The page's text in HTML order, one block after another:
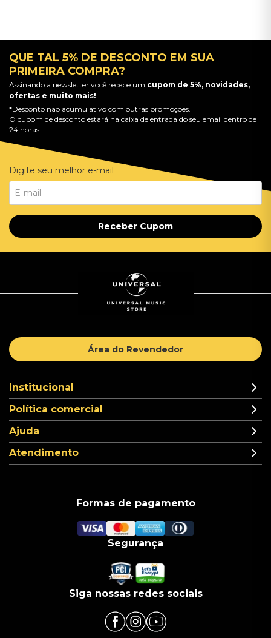
QUE TAL 5% DE DESCONTO EM SUA
PRIMEIRA COMPRA?
Assinando a newsletter você recebe um cupom de 5%, novidades,
ofertas e muito mais!
*Desconto não acumulativo com outras promoções.
O cupom de desconto estará na caixa de entrada do seu email dentro de
24 horas.
Digite seu melhor e-mail
Receber Cupom
Área do Revendedor
Institucional
Política comercial
Ajuda
Atendimento
Formas de pagamento
Segurança
Siga nossas redes sociais